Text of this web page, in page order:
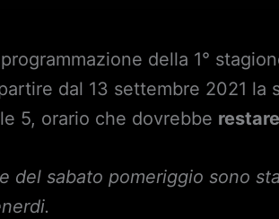
della 1°
dal 13 settembre 2021 la
5, orario che dovrebbe
del sabato pomeriggio sono